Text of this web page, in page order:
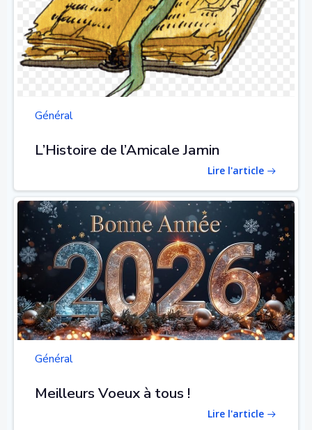
Général
L’Histoire de l’Amicale Jamin
Lire l'article
Général
Meilleurs Voeux à tous !
Lire l'article